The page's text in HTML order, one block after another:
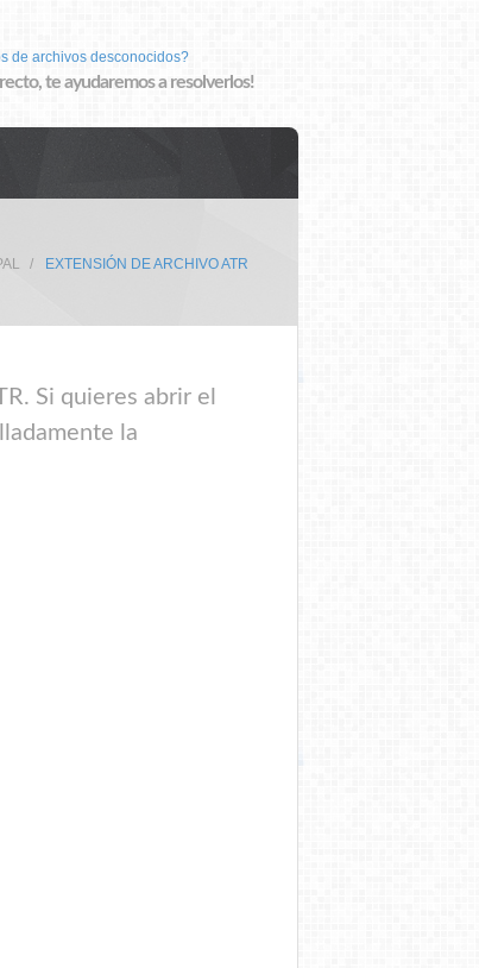
de archivos desconocidos?
te ayudaremos a resolverlos!
EXTENSIÓN DE ARCHIVO ATR
Si quieres abrir el
la